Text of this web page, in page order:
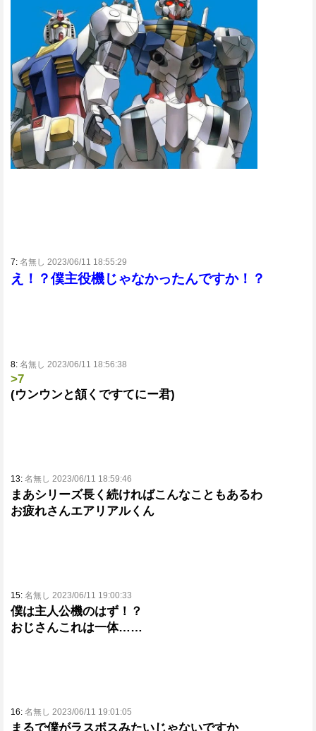
7: 名無し 2023/06/11 18:55:29
え！？僕主役機じゃなかったんですか！？
8: 名無し 2023/06/11 18:56:38
>7
(ウンウンと頷くですてにー君)
13: 名無し 2023/06/11 18:59:46
まあシリーズ長く続ければこんなこともあるわ
お疲れさんエアリアルくん
15: 名無し 2023/06/11 19:00:33
僕は主人公機のはず！？
おじさんこれは一体……
16: 名無し 2023/06/11 19:01:05
まるで僕がラスボスみたいじゃないですか